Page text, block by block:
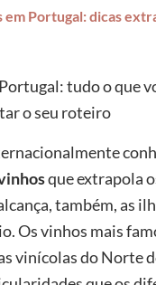
em Portugal: dicas
tudo o que
o seu roteiro
que extrapola
também, as
Os vinhos mais
vinícolas do Norte